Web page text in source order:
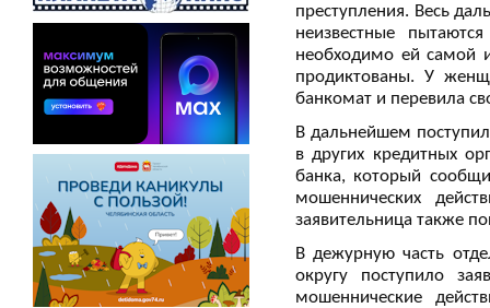
преступления. Весь
неизвестные
необходимо ей самой
продиктованы. У
банкомат и перевила
В дальнейшем
в других кредитных
банка, который
мошеннических
заявительница также
В дежурную часть
округу поступило
мошеннические